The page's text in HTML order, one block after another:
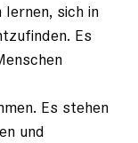
sich in
Es
Es stehen
und